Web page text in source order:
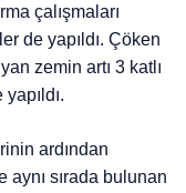
çalışmaları
de yapıldı. Çöken
zemin artı 3 katlı
ardından
aynı sırada bulunan